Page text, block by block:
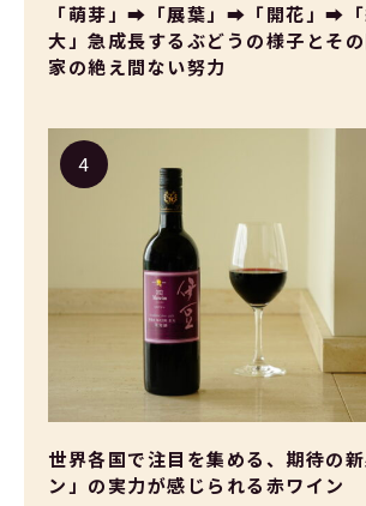
「萌芽」➡「展葉」➡「開花」➡
大」急成長するぶどうの様子とそ
家の絶え間ない努力
世界各国で注目を集める、期待の
ン」の実力が感じられる赤ワイン